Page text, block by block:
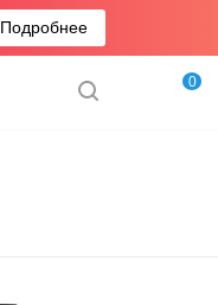
Подробнее
0